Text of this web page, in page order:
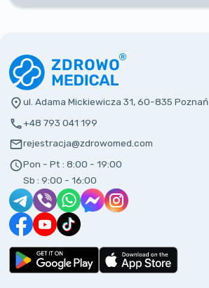
ul. Adama Mickiewicza 31, 60-835 Poznań
+48 793 041 199
rejestracja@zdrowomed.com
Pon - Pt : 8:00 - 19:00
Sb : 9:00 - 16:00